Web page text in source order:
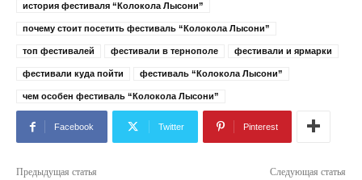
история фестиваля “Колокола Лысони”
почему стоит посетить фестиваль “Колокола Лысони”
топ фестивалей фестивали в тернополе фестивали и ярмарки
фестивали куда пойти фестиваль “Колокола Лысони”
чем особен фестиваль “Колокола Лысони”
Facebook Twitter Pinterest
Предыдущая статья Следующая статья